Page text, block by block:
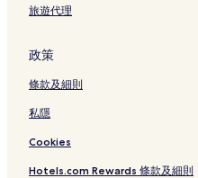
旅遊代理
政策
條款及細則
私隱
Cookies
Hotels.com Rewards 條款及細則